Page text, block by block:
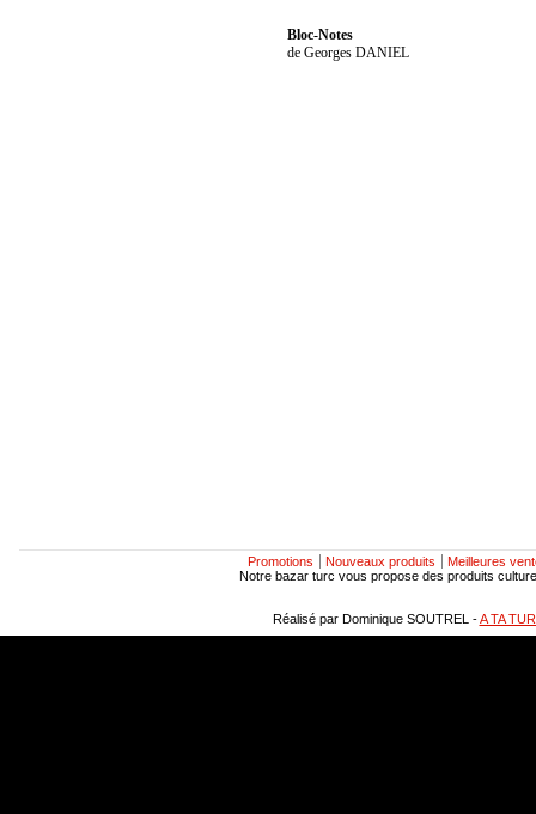
Bloc-Notes
de Georges DANIEL
Promotions Nouveaux produits
Meilleures
Notre bazar turc vous propose des produits
Réalisé par Dominique SOUTREL -A TA